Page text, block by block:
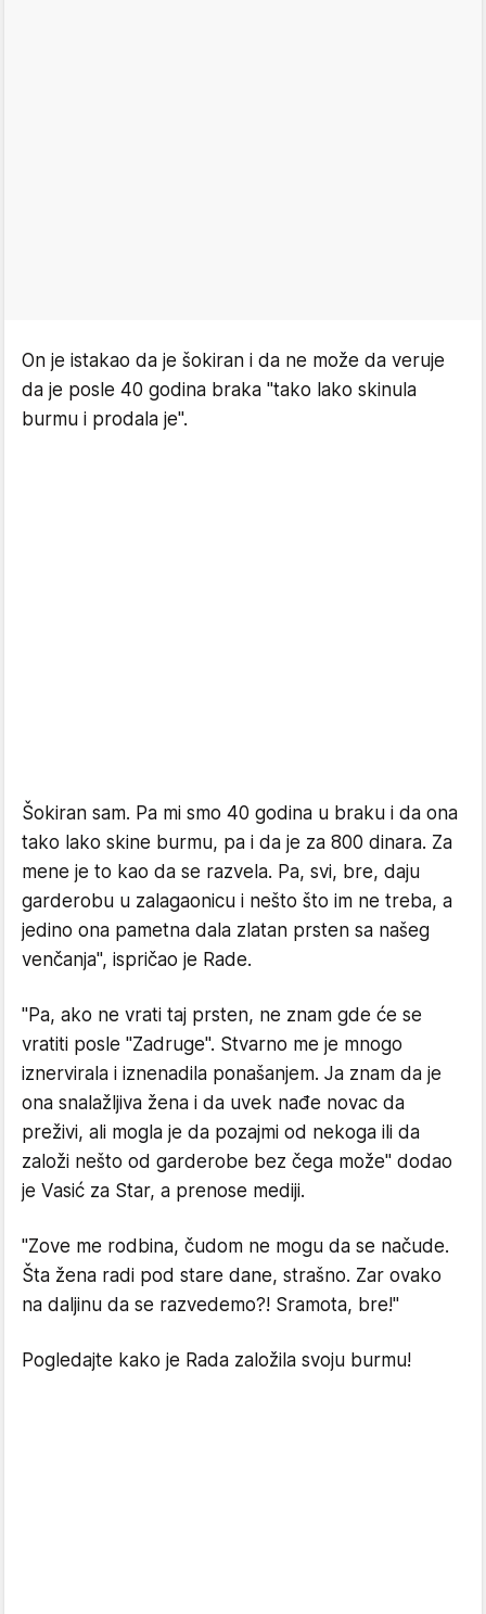
On je istakao da je šokiran i da ne može da veruje
da je posle 40 godina braka "tako lako skinula
burmu i prodala je".
Šokiran sam. Pa mi smo 40 godina u braku i da ona
tako lako skine burmu, pa i da je za 800 dinara. Za
mene je to kao da se razvela. Pa, svi, bre, daju
garderobu u zalagaonicu i nešto što im ne treba, a
jedino ona pametna dala zlatan prsten sa našeg
venčanja", ispričao je Rade.
"Pa, ako ne vrati taj prsten, ne znam gde će se
vratiti posle "Zadruge". Stvarno me je mnogo
iznervirala i iznenadila ponašanjem. Ja znam da je
ona snalažljiva žena i da uvek nađe novac da
preživi, ali mogla je da pozajmi od nekoga ili da
založi nešto od garderobe bez čega može" dodao
je Vasić za Star, a prenose mediji.
"Zove me rodbina, čudom ne mogu da se načude.
Šta žena radi pod stare dane, strašno. Zar ovako
na daljinu da se razvedemo?! Sramota, bre!"
Pogledajte kako je Rada založila svoju burmu!